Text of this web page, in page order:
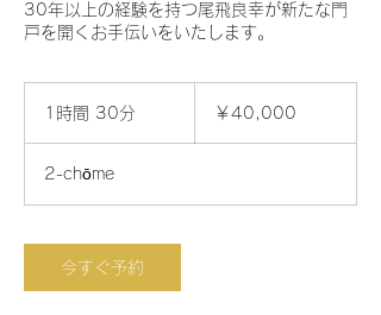
30年以上の経験を持つ尾飛良幸が新たな門
戸を開くお手伝いをいたします。
1時間 30分
分
￥40,000
2-chōme
今すぐ予約